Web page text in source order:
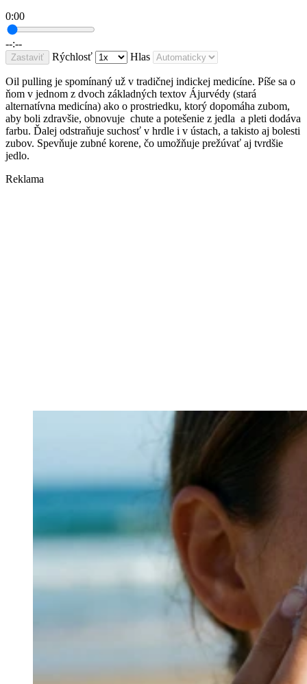
0:00
--:--
Zastaviť Rýchlosť Hlas
Oil pulling je spomínaný už v tradičnej indickej medicíne. Píše sa o
ňom v jednom z dvoch základných textov Ájurvédy (stará
alternatívna medicína) ako o prostriedku, ktorý dopomáha zubom,
aby boli zdravšie, obnovuje chute a potešenie z jedla a pleti dodáva
farbu. Ďalej odstraňuje suchosť v hrdle i v ústach, a takisto aj bolesti
zubov. Spevňuje zubné korene, čo umožňuje prežúvať aj tvrdšie
jedlo.
Reklama